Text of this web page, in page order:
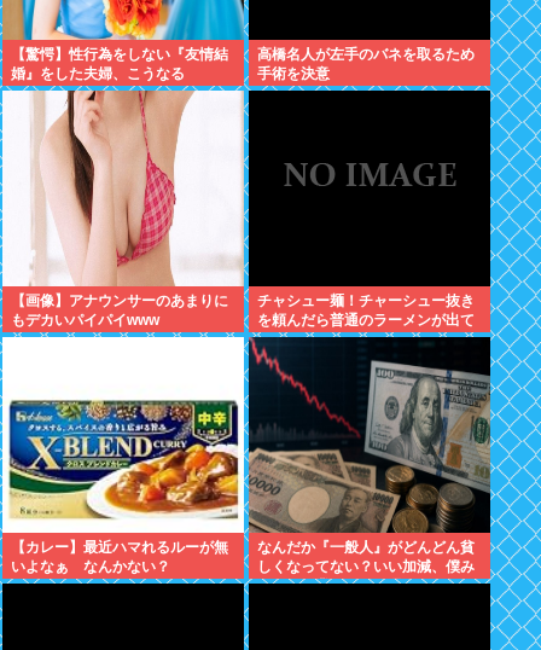
【驚愕】性行為をしない『友情結
婚』をした夫婦、こうなる
⇒･･･！！！
高橋名人が左手のバネを取るため
手術を決意
【画像】アナウンサーのあまりに
もデカいパイパイwww
チャシュー麺！チャーシュー抜き
を頼んだら普通のラーメンが出て
きたんだが、これっておかしくね
え？
【カレー】最近ハマれるルーが無
いよなぁ なんかない？
なんだか『一般人』がどんどん貧
しくなってない？いい加減、僕み
たいに副業したら？週に2日休む